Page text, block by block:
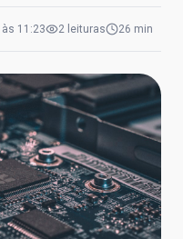
às 11:23 2 leituras 26 min